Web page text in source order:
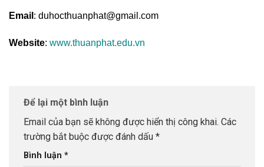
Email : duhocthuanphat@gmail.com
Website: www.thuanphat.edu.vn
Để lại một bình luận
Email của bạn sẽ không được hiển thị công khai. Các
trường bắt buộc được đánh dấu *
Bình luận *